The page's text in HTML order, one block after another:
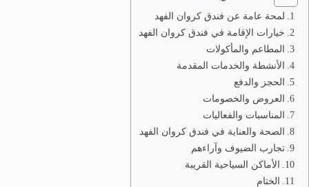
لمحة عامة عن فندق كروان الفهد
خيارات الإقامة في فندق كروان الفهد
المطاعم والمأكولات
الأنشطة والخدمات المقدمة
الحجز والدفع
العروض والخصومات
المناسبات والفعاليات
الصحة والعناية في فندق كروان الفهد
تجارب الضيوف وآراءهم
الأماكن السياحية القريبة
الختام